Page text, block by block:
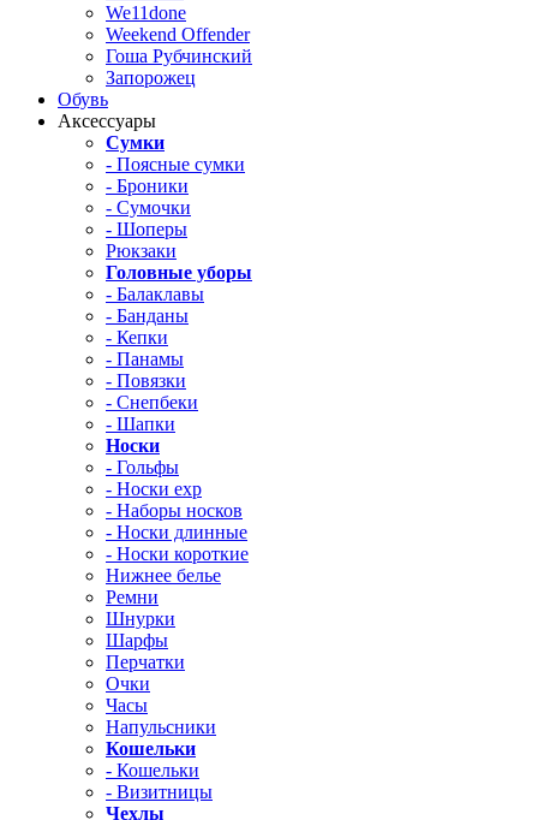
We11done
Weekend Offender
Гоша Рубчинский
Запорожец
Обувь
Аксессуары
Сумки
- Поясные сумки
- Броники
- Сумочки
- Шоперы
Рюкзаки
Головные уборы
- Балаклавы
- Банданы
- Кепки
- Панамы
- Повязки
- Снепбеки
- Шапки
Носки
- Гольфы
- Носки exp
- Наборы носков
- Носки длинные
- Носки короткие
Нижнее белье
Ремни
Шнурки
Шарфы
Перчатки
Очки
Часы
Напульсники
Кошельки
- Кошельки
- Визитницы
Чехлы